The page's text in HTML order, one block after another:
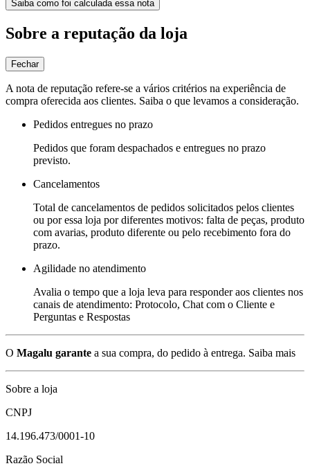
Saiba como foi calculada essa nota
Sobre a reputação da loja
Fechar
A nota de reputação refere-se a vários critérios na experiência de
compra oferecida aos clientes. Saiba o que levamos a consideração.
Pedidos entregues no prazo
Pedidos que foram despachados e entregues no prazo
previsto.
Cancelamentos
Total de cancelamentos de pedidos solicitados pelos clientes
ou por essa loja por diferentes motivos: falta de peças, produto
com avarias, produto diferente ou pelo recebimento fora do
prazo.
Agilidade no atendimento
Avalia o tempo que a loja leva para responder aos clientes nos
canais de atendimento: Protocolo, Chat com o Cliente e
Perguntas e Respostas
O Magalu garante a sua compra, do pedido à entrega. Saiba mais
Sobre a loja
CNPJ
14.196.473/0001-10
Razão Social